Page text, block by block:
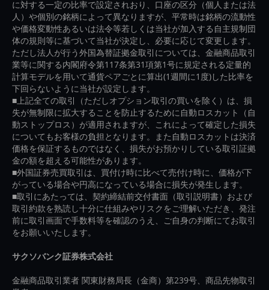
に対する一定の比率で設定されおり、口座の区分（個人または法
人）や個別の銘柄によって異なりますが、平常時は銘柄の流動性
や価格変動性あるいは法令等若しくは当社が加入する自主規制団
体の規則等に基づいて当社が決定し、必要に応じて変更します。
ただし法人が行う外国為替証拠金取引については、金融商品取引
業等に関する内閣府令第117条第31項第1号に規定される定量的
計算モデルを用いて通貨ペアごとに算出(1週間に1度)した比率を
下回らないように当社が設定します。
■上記全ての取引（ただしオプション取引の買いを除く）は、損
失が無制限に拡大することを防止するために自動ロスカット（自
動ストップロス）が適用されますが、これによって確定した損失
についてもお客様の負担となります。また自動ロスカットは決済
価格を保証するものではなく、損失がお預かりしている取引証拠
金の額を超える可能性があります。
■外国証券売買取引は、買付け時に比べて売付け時に、価格が下
がっている場合や円高になっている場合に損失が発生します。
■取引にあたっては、契約締結前交付書面（取引説明書）および
取引約款を熟読し十分に仕組みやリスクをご理解いただき、発注
前に取引画面で手数料等を確認のうえ、ご自身の判断にてお取引
をお願いいたします。
サクソバンク証券株式会社
金融商品取引業者 関東財務局長（金商）第239号、商品先物取引